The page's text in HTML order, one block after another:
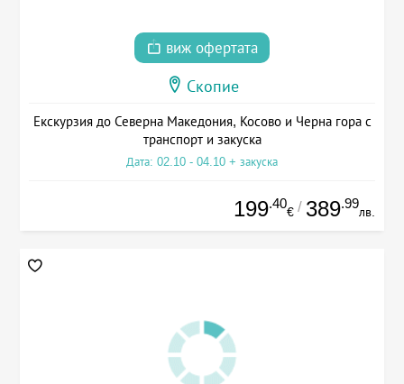
виж офертата
Скопие
Екскурзия до Северна Македония, Косово и Черна гора с
транспорт и закуска
Дата: 02.10 - 04.10 + закуска
199.40
€ / 389.99
лв.